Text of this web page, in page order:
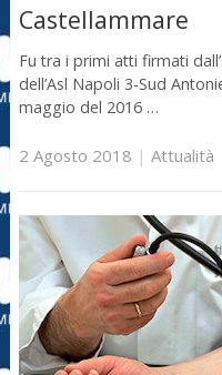
Castellammare
Fu tra i primi atti firmati
dell’Asl Napoli 3-Sud
maggio del 2016 …
2 Agosto 2018 | Attualità